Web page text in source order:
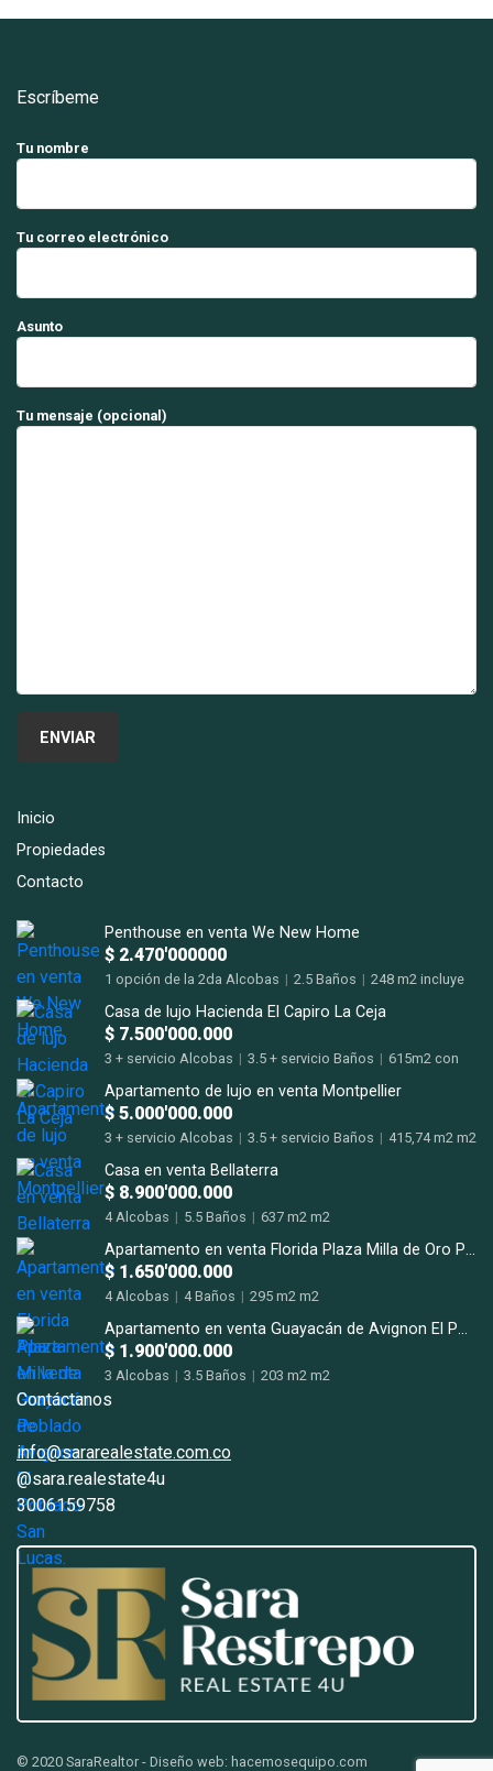
Escríbeme
Tu nombre
Tu correo electrónico
Asunto
Tu mensaje (opcional)
Inicio
Propiedades
Contacto
Penthouse en venta We New Home
$ 2.470'000000
1 opción de la 2da Alcobas | 2.5 Baños | 248 m2 incluye
Casa de lujo Hacienda El Capiro La Ceja
$ 7.500'000.000
3 + servicio Alcobas | 3.5 + servicio Baños | 615m2 con
Apartamento de lujo en venta Montpellier
$ 5.000'000.000
3 + servicio Alcobas | 3.5 + servicio Baños | 415,74 m2 m2
Casa en venta Bellaterra
$ 8.900'000.000
4 Alcobas | 5.5 Baños | 637 m2 m2
Apartamento en venta Florida Plaza Milla de Oro Poblado
$ 1.650'000.000
4 Alcobas | 4 Baños | 295 m2 m2
Apartamento en venta Guayacán de Avignon El Poblado San Lucas.
$ 1.900'000.000
3 Alcobas | 3.5 Baños | 203 m2 m2
Contáctanos
info@sararealestate.com.co
@sara.realestate4u
3006159758
© 2020 SaraRealtor - Diseño web: hacemosequipo.com